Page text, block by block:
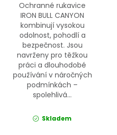
Ochranné rukavice
IRON BULL CANYON
kombinují vysokou
odolnost, pohodlí a
bezpečnost. Jsou
navrženy pro těžkou
práci a dlouhodobé
používání v náročných
podmínkách –
spolehlivá...
Skladem